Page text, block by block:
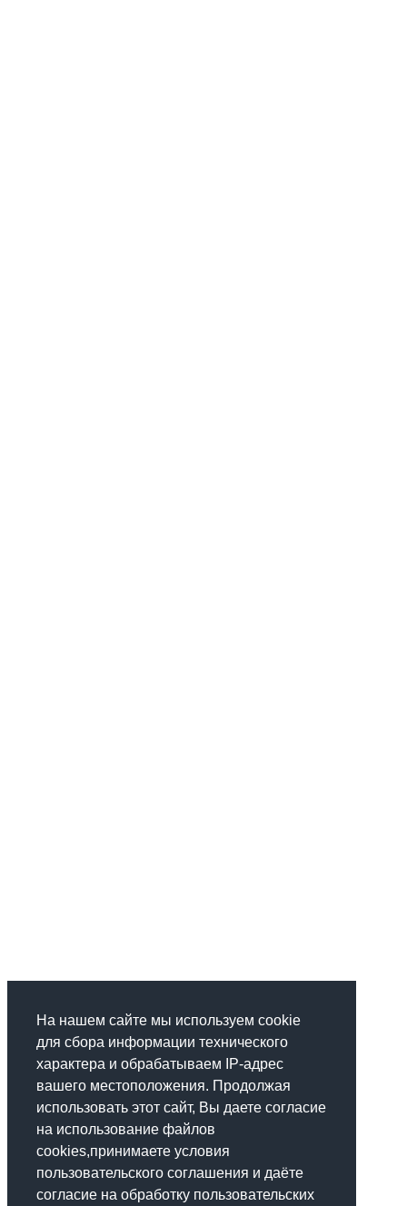
На нашем сайте мы используем cookie
для сбора информации технического
характера и обрабатываем IP-адрес
вашего местоположения. Продолжая
использовать этот сайт, Вы даете согласие
на использование файлов
cookies,принимаете условия
пользовательского соглашения и даёте
согласие на обработку пользовательских